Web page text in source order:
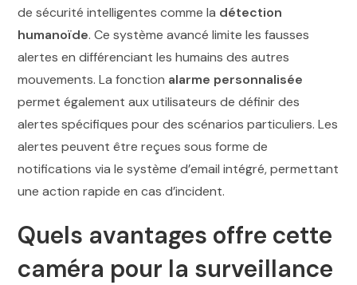
de sécurité intelligentes comme la détection
humanoïde. Ce système avancé limite les fausses
alertes en différenciant les humains des autres
mouvements. La fonction alarme personnalisée
permet également aux utilisateurs de définir des
alertes spécifiques pour des scénarios particuliers. Les
alertes peuvent être reçues sous forme de
notifications via le système d’email intégré, permettant
une action rapide en cas d’incident.
Quels avantages offre cette
caméra pour la surveillance